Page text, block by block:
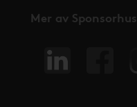
Mer av